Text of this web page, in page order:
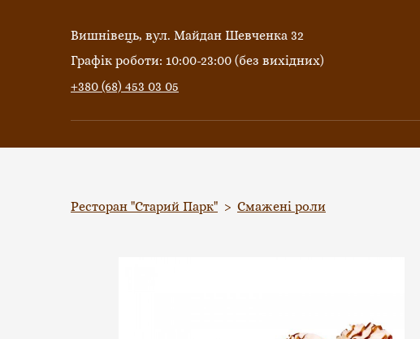
Вишнівець, вул. Майдан Шевченка 32
Графік роботи: 10:00-23:00 (без вихідних)
+380 (68) 453 03 05
Ресторан "Старий Парк" Смажені роли